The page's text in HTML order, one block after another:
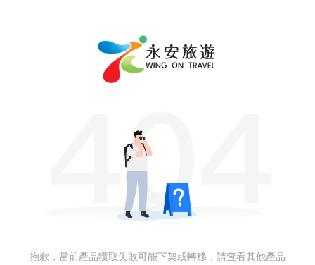
抱歉，當前產品獲取失敗可能下架或轉移，請查看其他產品